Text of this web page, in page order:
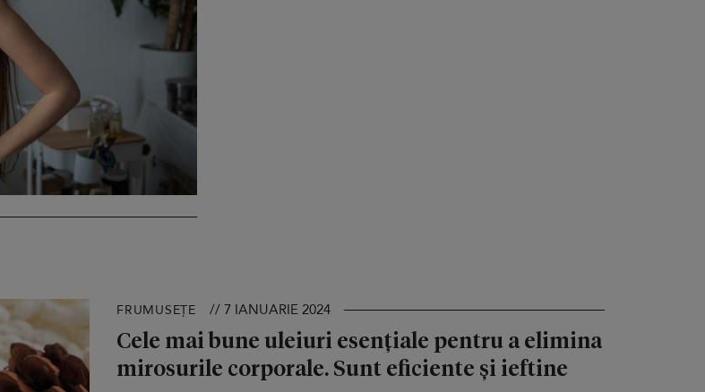
FRUMUSEȚE // 7 IANUARIE 2024
Cele mai bune uleiuri esențiale pentru a elimina
mirosurile corporale. Sunt eficiente și ieftine